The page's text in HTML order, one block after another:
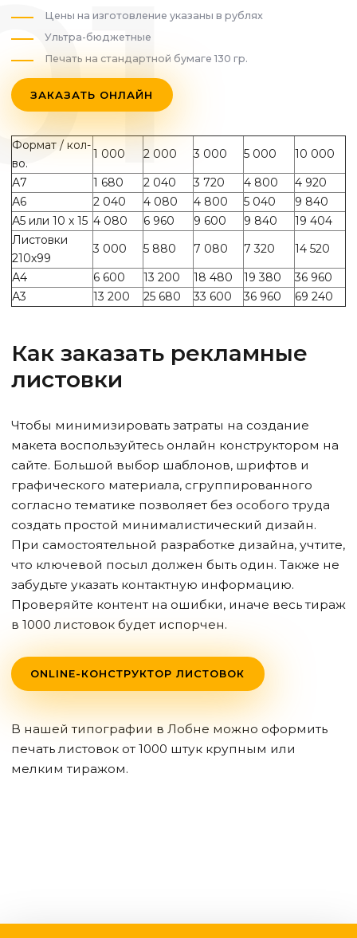
Цены на изготовление указаны в рублях
Ультра-бюджетные
Печать на стандартной бумаге 130 гр.
ЗАКАЗАТЬ ОНЛАЙН
Формат / кол-
во.
1 000 2 000 3 000 5 000
10 000
А7
1 680 2 040 3 720 4 800
4 920
А6
2 040 4 080 4 800 5 040
9 840
А5 или 10 х 15 4 080 6 960 9 600 9 840
19 404
Листовки
210х99
3 000 5 880 7 080 7 320
14 520
А4
6 600 13 200 18 480 19 380
36 960
А3
13 200 25 680 33 600 36 960 69 240
Как заказать рекламные
листовки
Чтобы минимизировать затраты на создание
макета воспользуйтесь онлайн конструктором на
сайте. Большой выбор шаблонов, шрифтов и
графического материала, сгруппированного
согласно тематике позволяет без особого труда
создать простой минималистический дизайн.
При самостоятельной разработке дизайна, учтите,
что ключевой посыл должен быть один. Также не
забудьте указать контактную информацию.
Проверяйте контент на ошибки, иначе весь тираж
в 1000 листовок будет испорчен.
ONLINE-КОНСТРУКТОР ЛИСТОВОК
В нашей типографии в Лобне можно оформить
печать листовок от 1000 штук крупным или
мелким тиражом.